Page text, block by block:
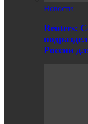
Новости
Reuters:
России